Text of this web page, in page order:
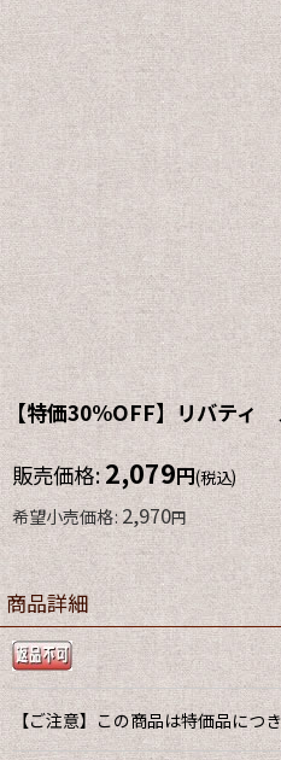
【特価30%OFF】リバティ
販売価格:2,079円(税込)
希望小売価格: 2,970円
商品詳細
【ご注意】この商品は特価品につ